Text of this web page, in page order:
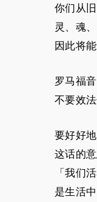
你们从
灵、魂
因此将
罗马福
不要效
要好好地
这话的意
「我们
是生活